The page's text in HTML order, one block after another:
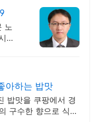
노
간
아하는 밥맛
밥맛을 쿠팡에서 경
구수한 향으로 식탁